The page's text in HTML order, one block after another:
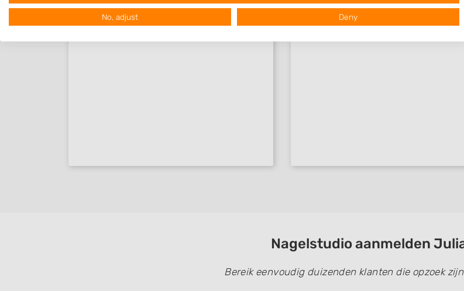
Nagelstudio aanmelden
Bereik eenvoudig duizenden klanten die opzoek
Use profiles to select personalised advertising
Create profiles to personalise content
No, adjust Deny